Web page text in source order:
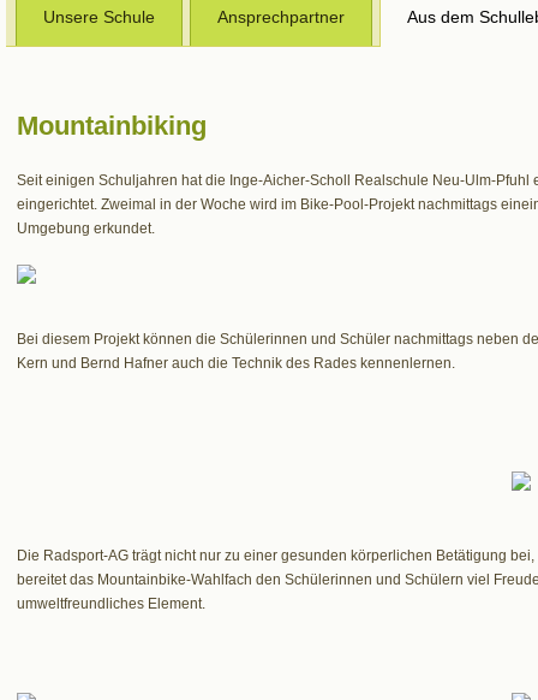
Unsere Schule Ansprechpartner Aus dem
Mountainbiking
Seit einigen Schuljahren hat die Inge-Aicher-Scholl Realschule Neu-Ulm-
eingerichtet. Zweimal in der Woche wird im Bike-Pool-Projekt nachmittags
Umgebung erkundet.
Bei diesem Projekt können die Schülerinnen und Schüler nachmittags neben
Kern und Bernd Hafner auch die Technik des Rades kennenlernen.
Die Radsport-AG trägt nicht nur zu einer gesunden körperlichen Betätigung
bereitet das Mountainbike-Wahlfach den Schülerinnen und Schülern viel
umweltfreundliches Element.